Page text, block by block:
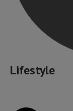
Lifestyle